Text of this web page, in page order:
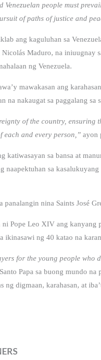
Venezuelan people must
of paths of justice and
ang kaguluhan sa
Nicolás Maduro, na iniuugnay
ng Venezuela.
mawakasan ang
na nakaugat sa paggalang
of the country,
each and every person,” ayon
katiwasayan sa bansa at
naapektuhan sa
nina Saints José
ni Pope Leo XIV ang
ikinasawi ng 40 katao na
for the young people
Papa sa buong mundo
ng digmaan, karahasan, at